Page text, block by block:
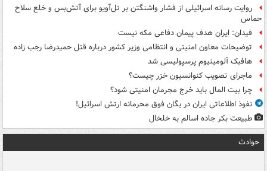
روایت رسانه اسرائیلی از فشار واشنگتن بر تل‌آویو برای آتش‌بس و خلع سلاح
حماس
فیدان: ایران هدف پیمان دفاعی مکه نیست
توضیحات معاون امنیتی و انتظامی وزیر کشور درباره قتل حمیدرضا رجب زاده
هافبک آلومینیوم پرسپولیسی شد
ماجرای تصویب کنوانسیون خزر چیست؟
چرا بیت المال باید خرج مجرمان امنیتی شود؟
نفوذ اطلاعاتی ایران در یگان فوق محرمانه ارتش اسرائیل!
طبیعت بکر جاده اسالم به خلخال
حوادث